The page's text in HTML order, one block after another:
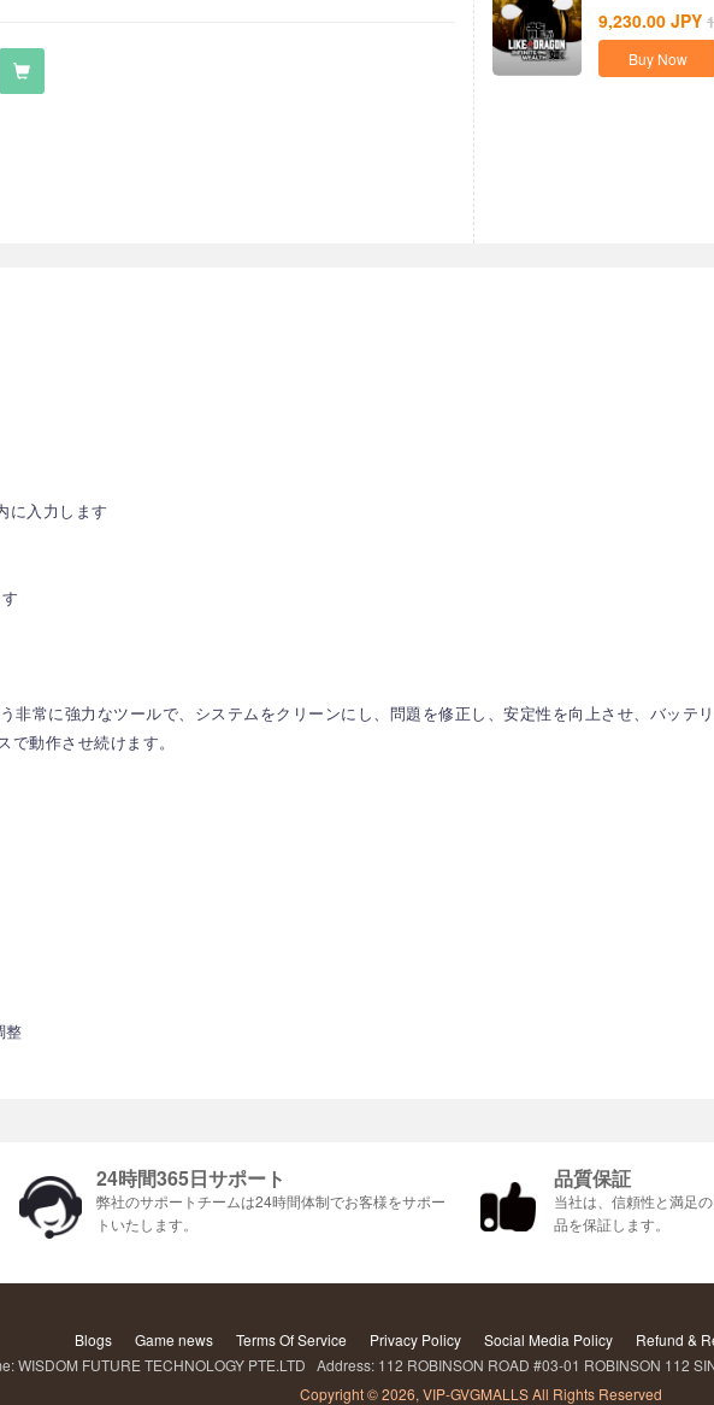
9,230.00 JPY
Buy Now
に入力します
非常に強力なツールで、システムをクリーンにし、問題を修正し、安定性を向上させ、バッテ
動作させ続けます。
整
24時間365日サポート
弊社のサポートチームは24時間体制でお客様をサポ​​ー
トいたします。
品質保証
当社は、信頼性と満足
品を保証します。
Blogs Game news Terms Of Service Privacy Policy Social Media Policy Refund &
WISDOM FUTURE TECHNOLOGY PTE.LTD Address: 112 ROBINSON ROAD #03-01 ROBINSON 112
Copyright © 2026, VIP-GVGMALLS All Rights Reserved